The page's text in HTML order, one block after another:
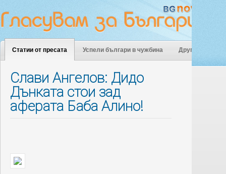
Статии от пресата Успели българи в чужбина Други
Слави Ангелов: Дидо
Дънката стои зад
аферата Баба Алино!